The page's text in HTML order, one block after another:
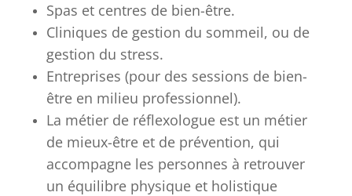
Spas et centres de bien-être.
Cliniques de gestion du sommeil, ou de
gestion du stress.
Entreprises (pour des sessions de bien-
être en milieu professionnel).
La métier de réflexologue est un métier
de mieux-être et de prévention, qui
accompagne les personnes à retrouver
un équilibre physique et holistique